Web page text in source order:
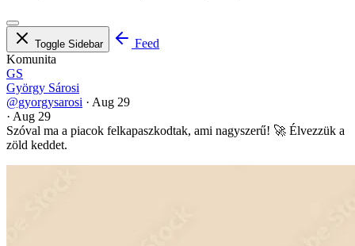
Toggle Sidebar
Feed
Komunita
GS
György Sárosi
@gyorgysarosi · Aug 29
· Aug 29
Szóval ma a piacok felkapaszkodtak, ami nagyszerű! 🚀 Élvezzük a
zöld keddet.